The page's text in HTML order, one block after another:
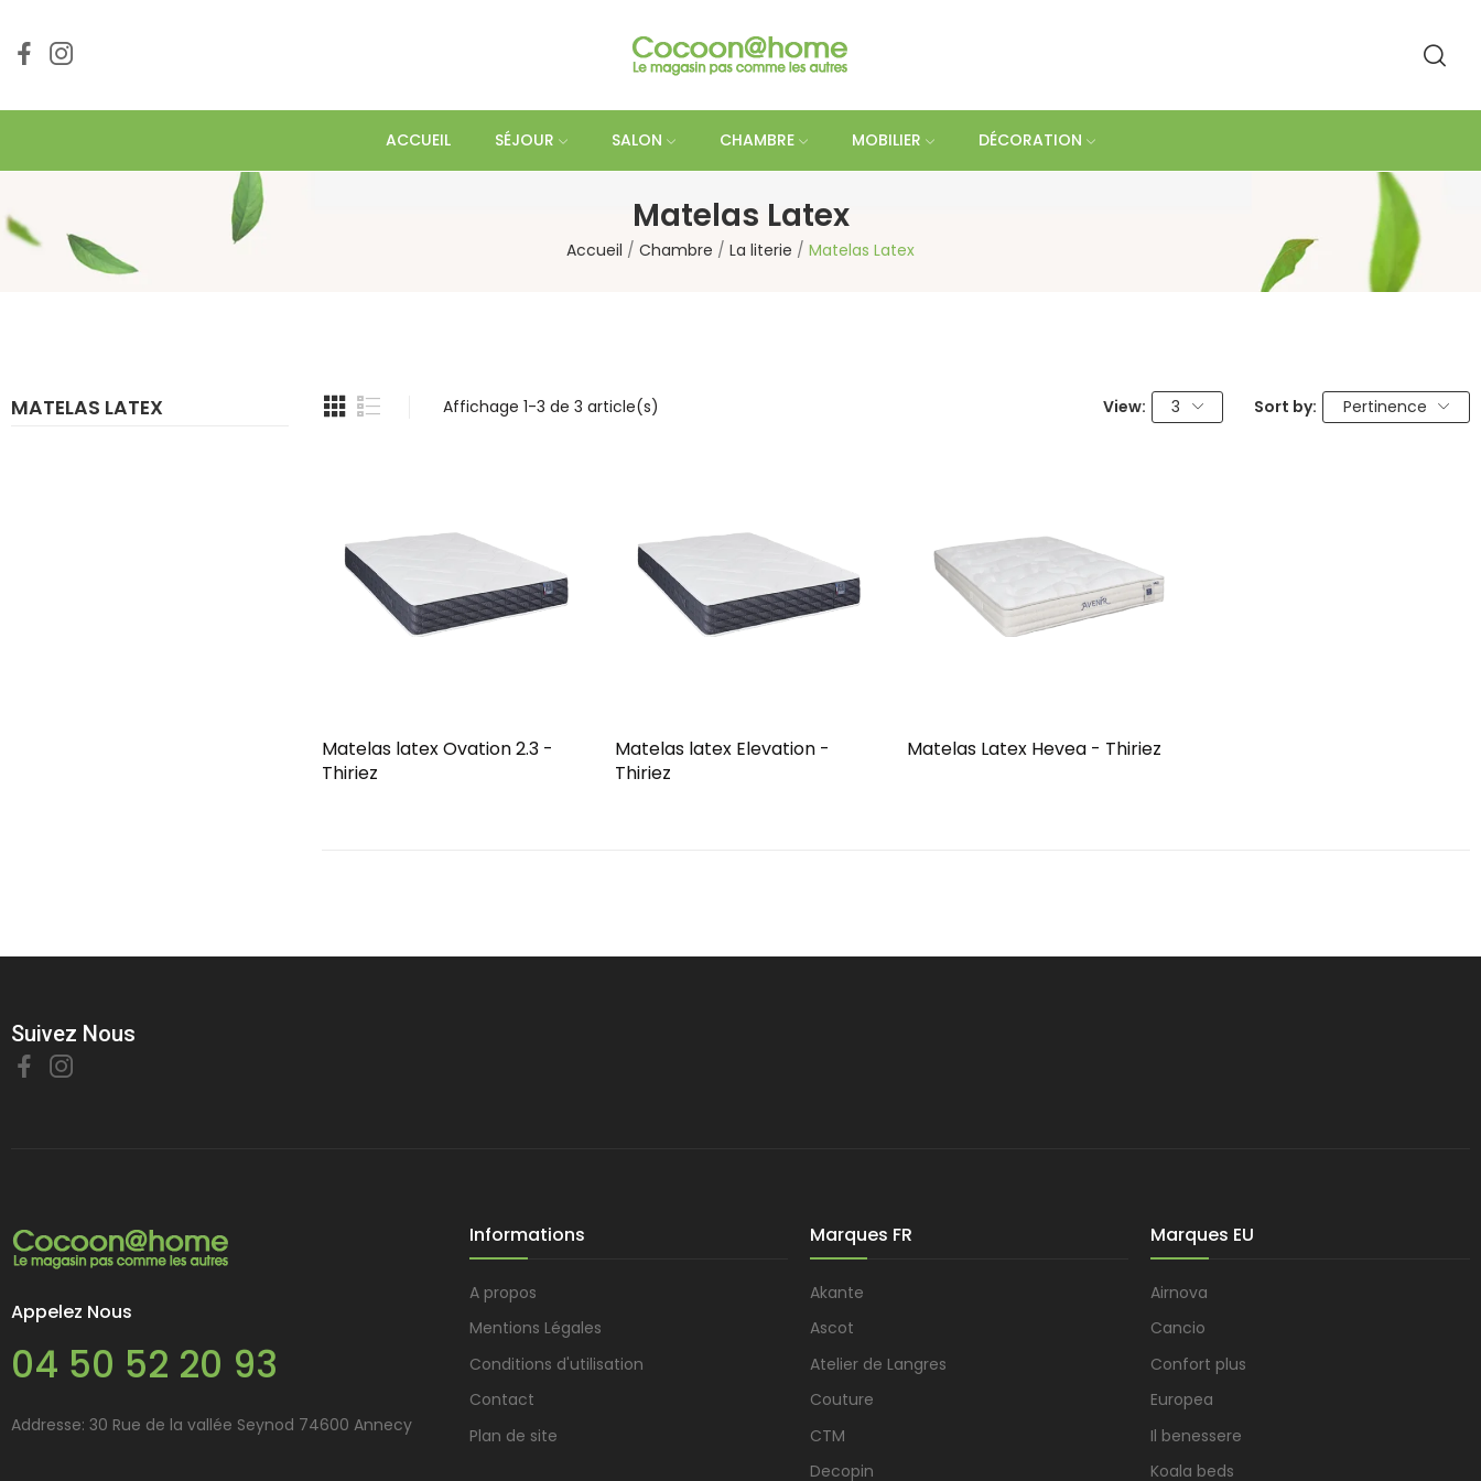
ACCUEIL SÉJOUR SALON CHAMBRE MOBILIER DÉCORATION
Matelas Latex
Accueil Chambre La literie Matelas Latex
MATELAS LATEX Affichage 1-3 de 3 article(s) View: 3 Sort by: Pertinence
Matelas latex Ovation 2.3 -
Thiriez
Matelas latex Elevation -
Thiriez
Matelas Latex Hevea - Thiriez
Suivez Nous
Appelez Nous
04 50 52 20 93
Addresse: 30 Rue de la vallée Seynod 74600 Annecy
Informations
A propos
Mentions Légales
Conditions d'utilisation
Contact
Plan de site
Marques FR
Akante
Ascot
Atelier de Langres
Couture
CTM
Decopin
Marques EU
Airnova
Cancio
Confort plus
Europea
Il benessere
Koala beds